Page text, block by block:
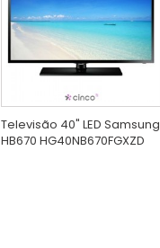
Televisão 40" LED Samsung
HB670 HG40NB670FGXZD